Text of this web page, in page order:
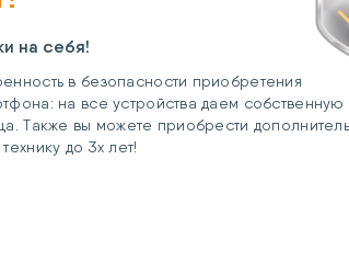
на себя!
в безопасности приобретения
на все устройства даем собственную
Также вы можете приобрести
до 3х лет!